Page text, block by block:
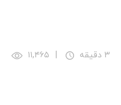
۳ دقیقه | ۱۱,۴۶۵